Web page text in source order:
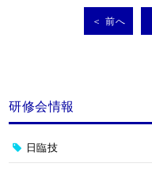
＜ 前へ
研修会情報
日臨技